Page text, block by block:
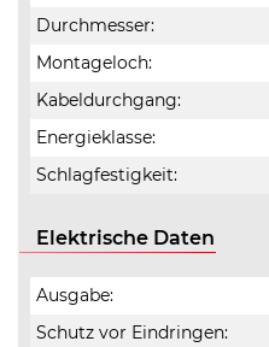
Durchmesser:
Montageloch:
Kabeldurchgang:
Energieklasse:
Schlagfestigkeit:
Elektrische Daten
Ausgabe:
Schutz vor Eindringen: